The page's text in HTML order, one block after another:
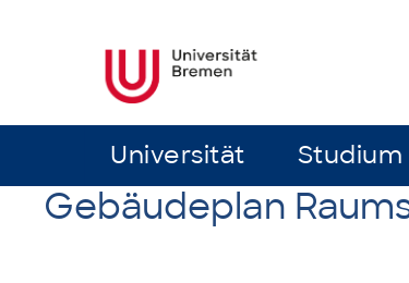
Universität Studium
Universität Studium
Gebäudeplan